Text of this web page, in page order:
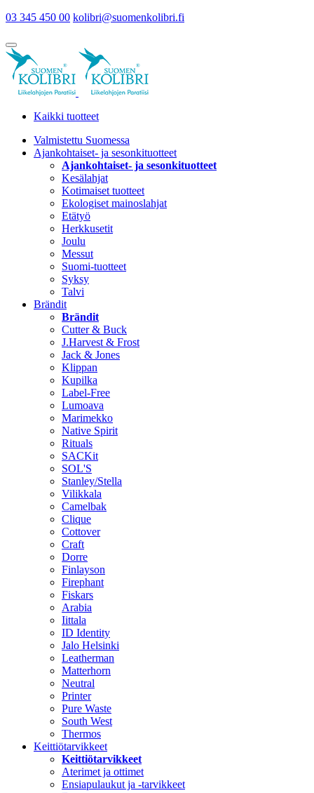
03 345 450 00 kolibri@suomenkolibri.fi
Kaikki tuotteet
Valmistettu Suomessa
Ajankohtaiset- ja sesonkituotteet
Ajankohtaiset- ja sesonkituotteet
Kesälahjat
Kotimaiset tuotteet
Ekologiset mainoslahjat
Etätyö
Herkkusetit
Joulu
Messut
Suomi-tuotteet
Syksy
Talvi
Brändit
Brändit
Cutter & Buck
J.Harvest & Frost
Jack & Jones
Klippan
Kupilka
Label-Free
Lumoava
Marimekko
Native Spirit
Rituals
SACKit
SOL'S
Stanley/Stella
Vilikkala
Camelbak
Clique
Cottover
Craft
Dorre
Finlayson
Firephant
Fiskars
Arabia
Iittala
ID Identity
Jalo Helsinki
Leatherman
Matterhorn
Neutral
Printer
Pure Waste
South West
Thermos
Keittiötarvikkeet
Keittiötarvikkeet
Aterimet ja ottimet
Ensiapulaukut ja -tarvikkeet